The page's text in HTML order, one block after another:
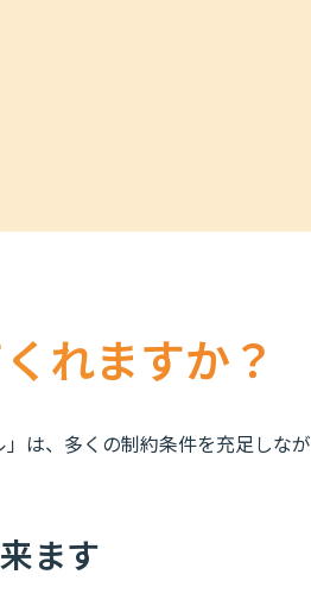
れますか？
は、多くの制約条件を充足しなが
ます